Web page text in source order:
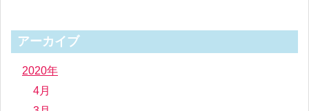
アーカイブ
2020年
4月